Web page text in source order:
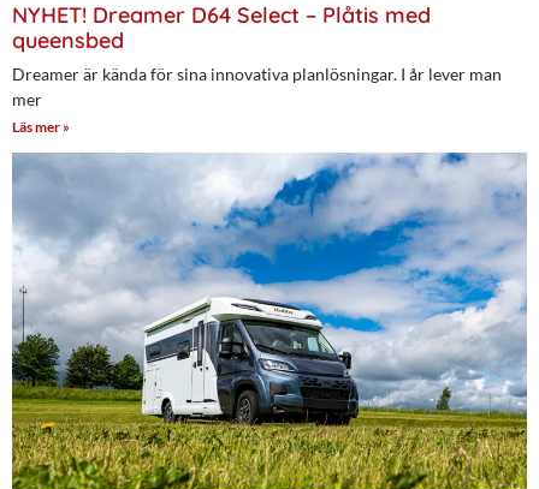
NYHET! Dreamer D64 Select – Plåtis med
queensbed
Dreamer är kända för sina innovativa planlösningar. I år lever man
mer
Läs mer »